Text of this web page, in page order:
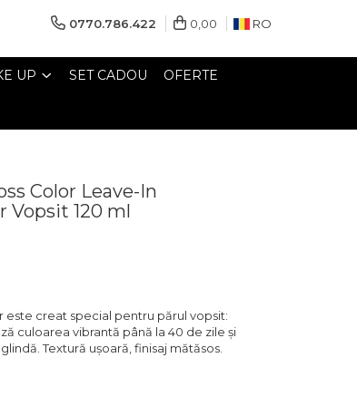
0770.786.422 0,00 RO
UP SET CADOU OFERTE
Color Leave-In
Vopsit 120 ml
este creat special pentru părul vopsit:
culoarea vibrantă până la 40 de zile și
Textură ușoară, finisaj mătăsos.